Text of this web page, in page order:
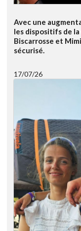
Avec une
les dispositifs de
Biscarrosse et
sécurisé.
17/07/26